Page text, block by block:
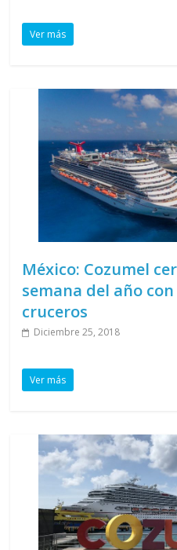
Ver más
México: Cozumel
semana del año
cruceros
Diciembre 25, 2018
Ver más